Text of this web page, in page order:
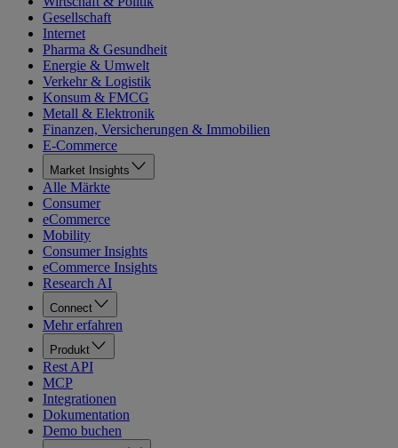
Gesellschaft
Internet
Pharma & Gesundheit
Energie & Umwelt
Verkehr & Logistik
Konsum & FMCG
Metall & Elektronik
Finanzen, Versicherungen & Immobilien
E-Commerce
Market Insights
Alle Märkte
Consumer
eCommerce
Mobility
Consumer Insights
eCommerce Insights
Research AI
Connect
Mehr erfahren
Produkt
Rest API
MCP
Integrationen
Dokumentation
Demo buchen